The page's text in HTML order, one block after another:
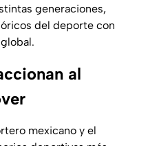
generaciones,
del deporte con
al
mexicano y el